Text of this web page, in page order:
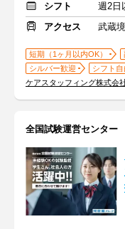
シフト
週2日
アクセス
武蔵
短期（1ヶ月以内OK）
シルバー歓迎
シフト
ケアスタッフィング株式会
全国試験運営センタ